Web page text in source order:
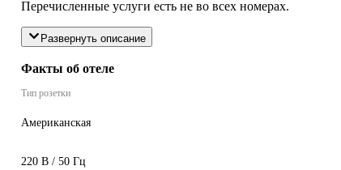
Перечисленные услуги есть не во всех номерах.
Развернуть описание
Факты об отеле
Тип розетки
Американская
220 В / 50 Гц